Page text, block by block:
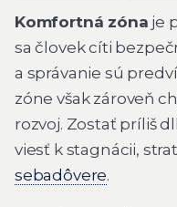
Komfortná zóna je
sa človek cíti
a správanie sú
zóne však zároveň
rozvoj. Zostať príliš
viesť k stagnácii,
sebadôvere.